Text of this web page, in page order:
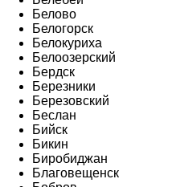
Белово
Белогорск
Белокуриха
Белоозерский
Бердск
Березники
Березовский
Беслан
Бийск
Бикин
Биробиджан
Благовещенск